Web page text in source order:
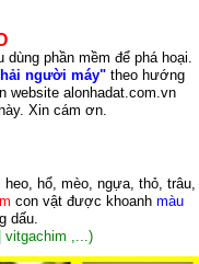
dùng phần mềm để phá hoại.
người máy"theo hướng
website alonhadat.com.vn
Xin cám ơn.
hổ, mèo, ngựa, thỏ, trâu,
con vật được khoanh màu
dấu.
vitgachim ,...)